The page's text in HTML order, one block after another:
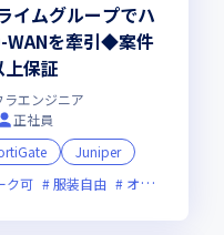
イムグループでハ
WANを牽引◆案件
保証
エンジニア
正社員
Juniper
ク可 服装自由 オンライン選考可